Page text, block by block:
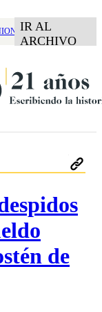
IR AL
ARCHIVO
de